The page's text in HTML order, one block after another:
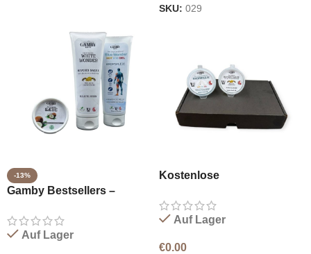
SKU: 029
-13%
Gamby Bestsellers –
Bienenwachsbalsam,
Naturseife
Auf Lager
Kostenlose
Auf Lager
€0.00